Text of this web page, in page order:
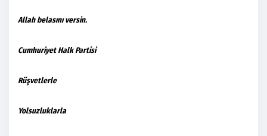
Allah belasını versin.
Cumhuriyet Halk Partisi
Rüşvetlerle
Yolsuzluklarla